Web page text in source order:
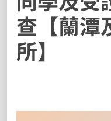
查【蘭潭
所】